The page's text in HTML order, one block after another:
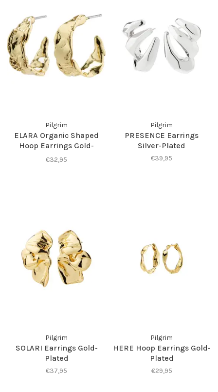
Pilgrim
ELARA Organic Shaped
Hoop Earrings Gold-
Plated
€32,95
Pilgrim
PRESENCE Earrings
Silver-Plated
€39,95
Pilgrim
SOLARI Earrings Gold-
Plated
€37,95
Pilgrim
HERE Hoop Earrings Gold-
Plated
€29,95